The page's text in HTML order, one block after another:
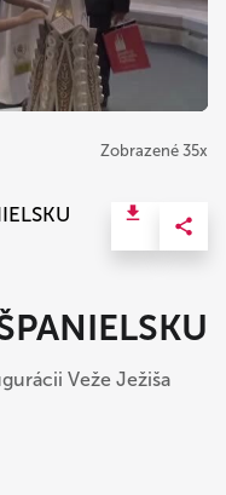
Zobrazené 35x
Veže Ježiša